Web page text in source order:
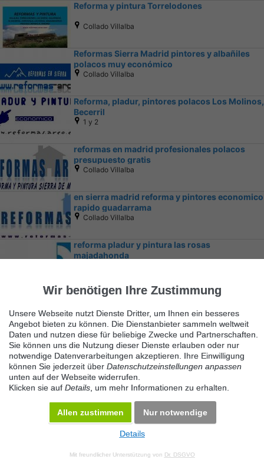
Reforma y pintura Torrelodones
Collado Villalba
Reformas Sierra Madrid pintores y albañiles
polacos muy económico
Collado Villalba
Reforma, pladur, pintores polacos Los Molinos,
Becerril
1 y 2
reformas en madrid profesionales polacos
presupuesto gratis
Collado Villalba
en sierra madrid reforma y pintores economico
rapido guadarrama
Collado Villalba
reforma pladur y pintura las rosas
majadahonda
Ähnliche Suchbegriffe
Servicios
Datenschutz Impressum Kontakt Datenschutz anpassen Desktop Version
Wir benötigen Ihre Zustimmung
Unsere Webseite nutzt Dienste Dritter, um Ihnen ein besseres
Angebot bieten zu können. Die Dienstanbieter sammeln weltweit
Daten und nutzen diese für beliebige Zwecke und Partnerschaften.
Sie können uns die Nutzung dieser Dienste erlauben oder nur
notwendige Datenverarbeitungen akzeptieren. Ihre Einwilligung
können Sie jederzeit über Datenschutzeinstellungen anpassen
unten auf der Webseite widerrufen.
Klicken sie auf Details , um mehr Informationen zu erhalten.
Allen zustimmen Nur notwendige
Details
Mit freundlicher Unterstützung von Dr. DSGVO